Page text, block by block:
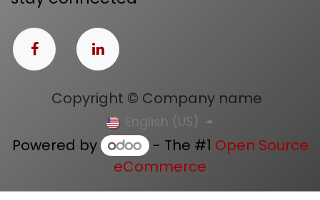
Copyright © Company name
English (US)
Powered by - The #1 Open Source
eCommerce